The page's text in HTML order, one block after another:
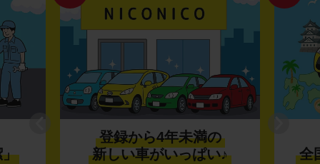
」
登録から4年未満の
新しい車がいっぱい♪
全